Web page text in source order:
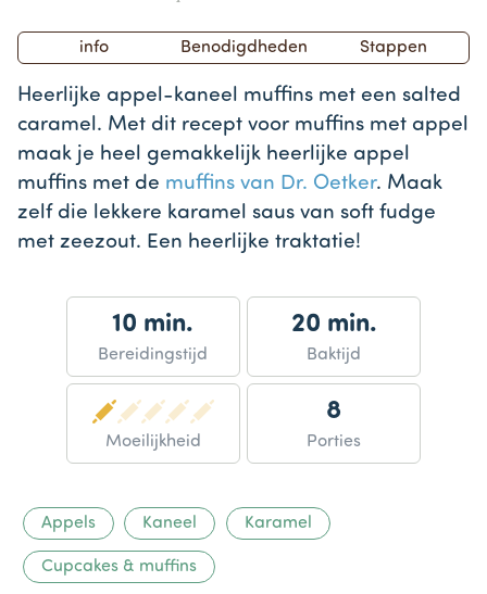
info Benodigdheden Stappen
Heerlijke appel-kaneel muffins met een salted
caramel. Met dit recept voor muffins met appel
maak je heel gemakkelijk heerlijke appel
muffins met de muffins van Dr. Oetker. Maak
zelf die lekkere karamel saus van soft fudge
met zeezout. Een heerlijke traktatie!
10 min.
Bereidingstijd
20 min.
Baktijd
Moeilijkheid
8
Porties
Appels Kaneel Karamel
Cupcakes & muffins